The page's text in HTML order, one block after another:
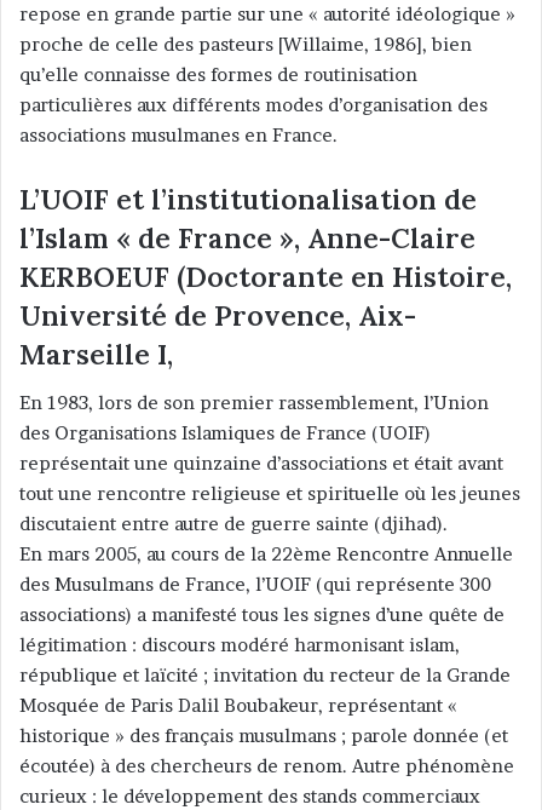
repose en grande partie sur une « autorité idéologique »
proche de celle des pasteurs [Willaime, 1986], bien
qu’elle connaisse des formes de routinisation
particulières aux différents modes d’organisation des
associations musulmanes en France.
L’UOIF et l’institutionalisation de
l’Islam « de France », Anne-Claire
KERBOEUF (Doctorante en Histoire,
Université de Provence, Aix-
Marseille I,
En 1983, lors de son premier rassemblement, l’Union
des Organisations Islamiques de France (UOIF)
représentait une quinzaine d’associations et était avant
tout une rencontre religieuse et spirituelle où les jeunes
discutaient entre autre de guerre sainte (djihad).
En mars 2005, au cours de la 22ème Rencontre Annuelle
des Musulmans de France, l’UOIF (qui représente 300
associations) a manifesté tous les signes d’une quête de
légitimation : discours modéré harmonisant islam,
république et laïcité ; invitation du recteur de la Grande
Mosquée de Paris Dalil Boubakeur, représentant «
historique » des français musulmans ; parole donnée (et
écoutée) à des chercheurs de renom. Autre phénomène
curieux : le développement des stands commerciaux